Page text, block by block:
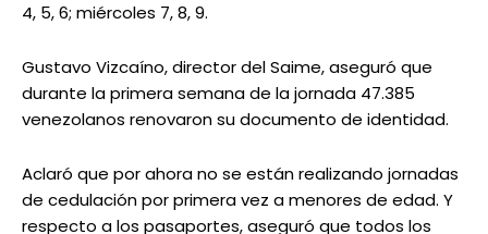
4, 5, 6; miércoles 7, 8, 9.
Gustavo Vizcaíno, director del Saime, aseguró que
durante la primera semana de la jornada 47.385
venezolanos renovaron su documento de identidad.
Aclaró que por ahora no se están realizando jornadas
de cedulación por primera vez a menores de edad. Y
respecto a los pasaportes, aseguró que todos los